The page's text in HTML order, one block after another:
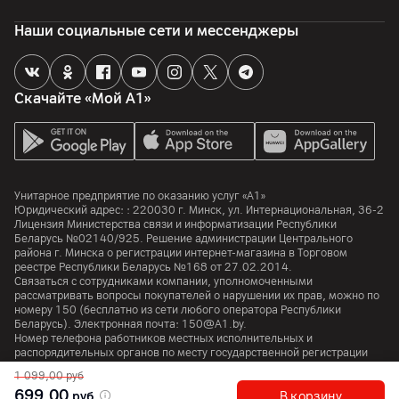
1 099,00 руб
Габариты
Размер корпуса: 40.4 x 42.7 x 8.6 мм, вес: 30 г
Другие характеристики
Гарантия
12мес.
Унитарное предприятие по оказанию услуг "А1", 220030,
Республика Беларусь, г.Минск, ул. Интернациональная, 36-2
Производитель
Samsung Electronics Co., Ltd., 129 Samsung-Ro, Yeongtong-
Gu, Suwon-Si, Gyeonggi-Do, 16677, Корея
Комплект поставки
зарядное устройство, часы, комплектная документация
Страна производитель
Вьетнам
Скачайте «Мой А1»
Наши социальные сети и мессенджеры
Унитарное предприятие по оказанию услуг «А1»
Юридический адрес: : 220030 г. Минск, ул. Интернациональная, 36-2
Лицензия Министерства связи и информатизации Республики
Беларусь №02140/925. Решение администрации Центрального
района г. Минска о регистрации интернет-магазина в Торговом
реестре Республики Беларусь №168 от 27.02.2014.
Связаться с сотрудниками компании, уполномоченными
рассматривать вопросы покупателей о нарушении их прав, можно по
номеру 150 (бесплатно из сети любого оператора Республики
Беларусь). Электронная почта: 150@A1.by.
Номер телефона работников местных исполнительных и
распорядительных органов по месту государственной регистрации
рассматривать обращения покупателей:
+375 17 374 01 46.